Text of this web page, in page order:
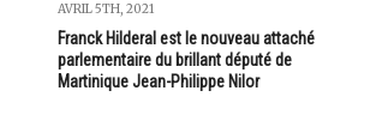
AVRIL 5TH, 2021
Franck Hilderal est le nouveau attaché
parlementaire du brillant député de
Martinique Jean-Philippe Nilor